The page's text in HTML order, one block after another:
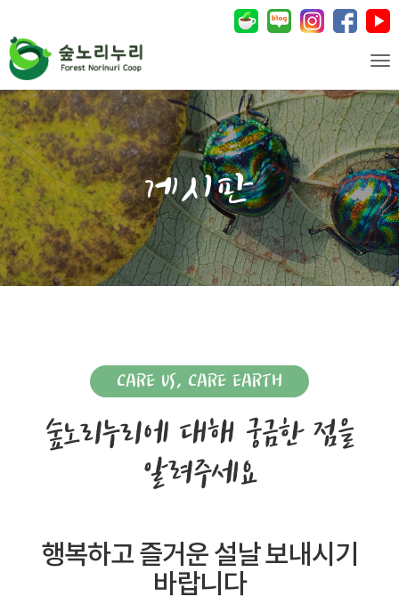
CARE US, CARE EARTH
숲노리누리에 대해 궁금한 점을
알려주세요
행복하고 즐거운 설날 보내시기
바랍니다